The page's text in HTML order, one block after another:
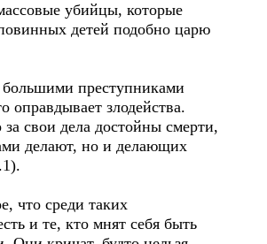
убийцы, которые
детей подобно царю
преступниками
оправдывает злодейства.
свои дела достойны смерти,
делают, но и делающих
что среди таких
и те, кто мнят себя быть